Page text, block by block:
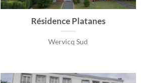
Résidence Platanes
Wervicq Sud